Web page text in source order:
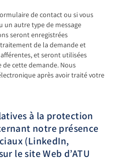
de contact ou si vous
un autre type de message
seront enregistrées
de la demande et
et seront utilisées
cette demande. Nous
après avoir traité votre
à la protection
notre présence
(LinkedIn,
le site Web d’ATU